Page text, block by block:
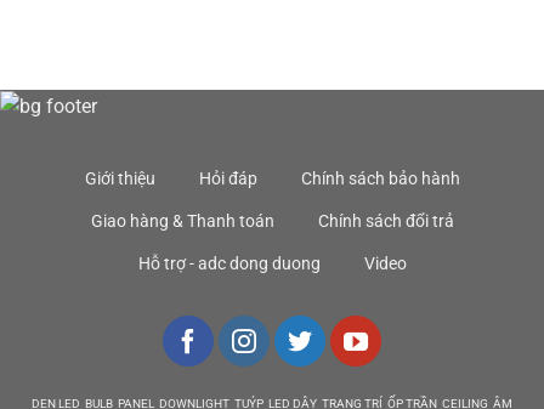
Giới thiệu Hỏi đáp Chính sách bảo hành
Giao hàng & Thanh toán Chính sách đổi trả
Hỗ trợ - adc dong duong Video
DEN LED BULB PANEL DOWNLIGHT TUÝP LED DÂY TRANG TRÍ ỐP TRẦN CEILING ÂM